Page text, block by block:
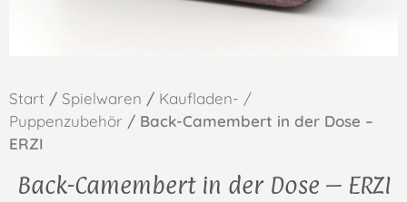
Start / Spielwaren / Kaufladen- /
Puppenzubehör / Back-Camembert in der Dose –
ERZI
Back-Camembert in der Dose – ERZI